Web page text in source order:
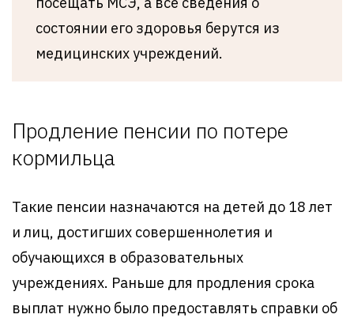
состоянии его здоровья берутся из
медицинских учреждений.
Продление пенсии по потере
кормильца
Такие пенсии назначаются на детей до 18 лет
и лиц, достигших совершеннолетия и
обучающихся в образовательных
учреждениях. Раньше для продления срока
выплат нужно было предоставлять справки об